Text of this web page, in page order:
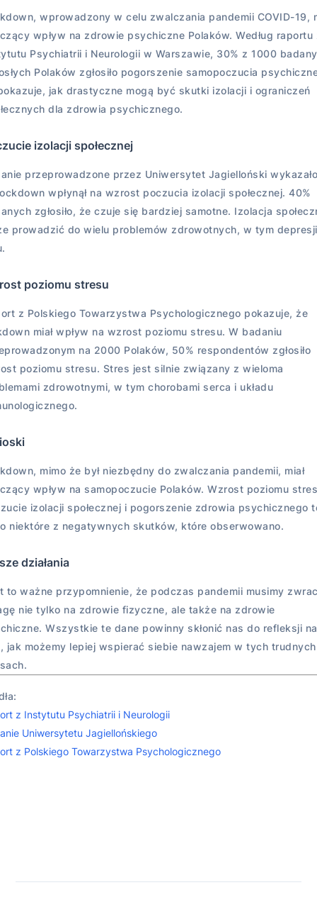
wprowadzony w celu zwalczania pandemii COVID-19,
wpływ na zdrowie psychiczne Polaków. Według raportu
Psychiatrii i Neurologii w Warszawie, 30% z 1000
Polaków zgłosiło pogorszenie samopoczucia
jak drastyczne mogą być skutki izolacji i ograniczeń
dla zdrowia psychicznego.
izolacji społecznej
przeprowadzone przez Uniwersytet Jagielloński
wpłynął na wzrost poczucia izolacji społecznej. 40%
zgłosiło, że czuje się bardziej samotne. Izolacja
prowadzić do wielu problemów zdrowotnych, w tym
poziomu stresu
z Polskiego Towarzystwa Psychologicznego pokazuje, że
miał wpływ na wzrost poziomu stresu. W badaniu
na 2000 Polaków, 50% respondentów zgłosiło
poziomu stresu. Stres jest silnie związany z wieloma
zdrowotnymi, w tym chorobami serca i układu
mimo że był niezbędny do zwalczania pandemii, miał
wpływ na samopoczucie Polaków. Wzrost poziomu
izolacji społecznej i pogorszenie zdrowia psychicznego
niektóre z negatywnych skutków, które obserwowano.
działania
to ważne przypomnienie, że podczas pandemii musimy
nie tylko na zdrowie fizyczne, ale także na zdrowie
Wszystkie te dane powinny skłonić nas do refleksji
jak możemy lepiej wspierać siebie nawzajem w tych trudnych
z Instytutu Psychiatrii i Neurologii
Uniwersytetu Jagiellońskiego
z Polskiego Towarzystwa Psychologicznego